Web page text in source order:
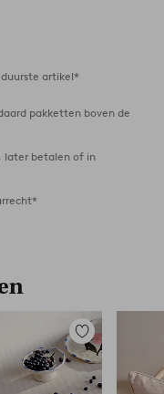
artikel*
pakketten boven de
later betalen of in
Toevoegen
aan
favorieten